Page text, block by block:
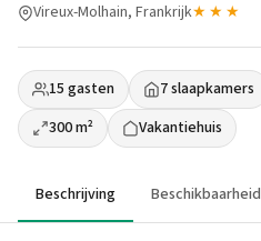
Vireux-Molhain, Frankrijk★★★
15 gasten 7 slaapkamers
300 m²
Vakantiehuis
Beschrijving Beschikbaarheid